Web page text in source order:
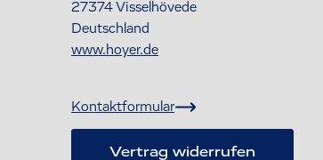
27374Visselhövede
Deutschland
www.hoyer.de
Kontaktformular
Vertrag widerrufen